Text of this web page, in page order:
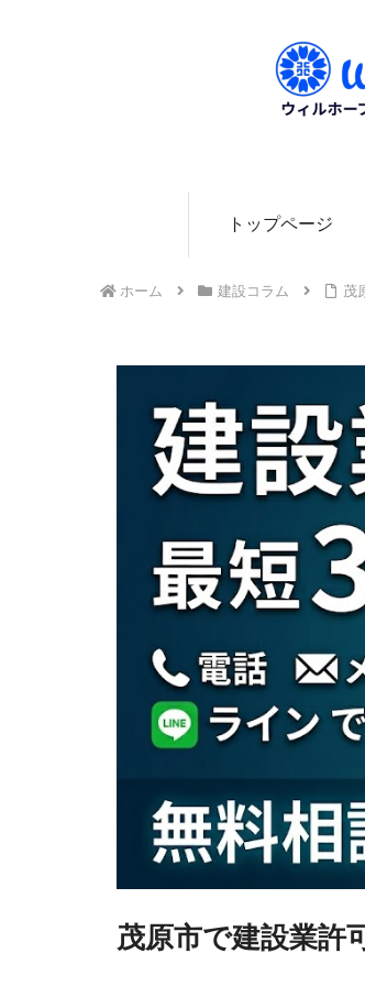
トップページ
ホーム 建設コラム 茂
茂原市で建設業許